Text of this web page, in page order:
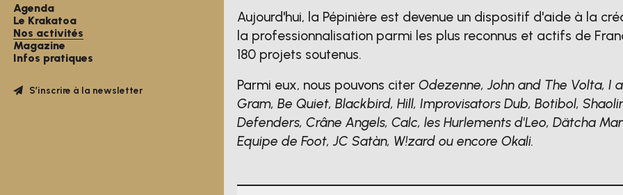
Agenda
Le Krakatoa
Nos activités
Magazine
Infos pratiques
S’inscrire à la newsletter
Aujourd'hui, la Pépinière est devenue un dispositif d'aide à la
la professionnalisation parmi les plus reconnus et actifs de
180 projets soutenus.
Parmi eux, nous pouvons citerOdezenne, John and The Volta, I
Gram, Be Quiet, Blackbird, Hill, Improvisators Dub, Botibol,
Defenders, Crâne Angels, Calc, les Hurlements d'Leo, Dätcha
Equipe de Foot, JC Satàn, W!zard ou encore Okali.